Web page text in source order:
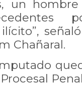
un
Chañaral.